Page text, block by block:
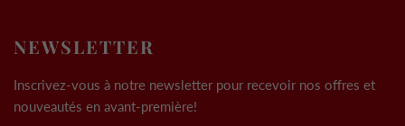
NEWSLETTER
Inscrivez-vous à notre newsletter pour recevoir nos offres et
nouveautés en avant-première!